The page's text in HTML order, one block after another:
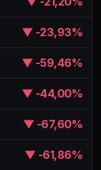
▼ -23,93%
▼ -59,46%
▼ -44,00%
▼ -67,60%
▼ -61,86%